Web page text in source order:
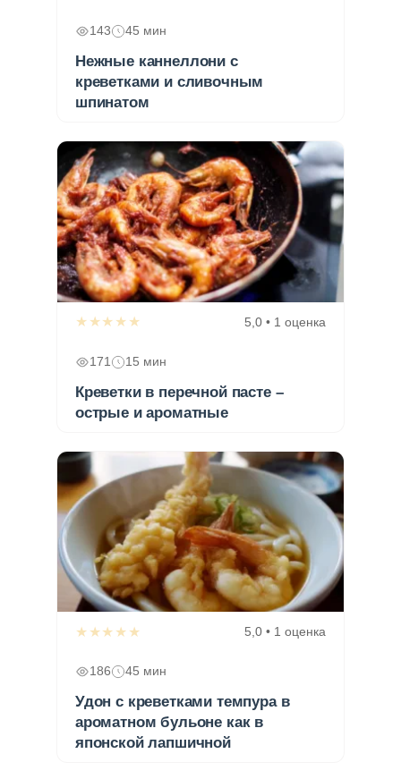
143 45 мин
Нежные каннеллони с
креветками и сливочным
шпинатом
★★★★★ 5,0 • 1 оценка
171 15 мин
Креветки в перечной пасте –
острые и ароматные
★★★★★ 5,0 • 1 оценка
186 45 мин
Удон с креветками темпура в
ароматном бульоне как в
японской лапшичной